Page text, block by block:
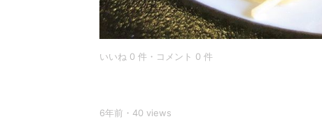
いいね 0 件・コメント 0 件
6年前・40 views